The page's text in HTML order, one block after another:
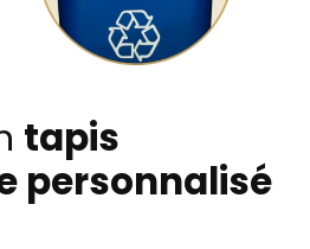
tapis
personnalisé